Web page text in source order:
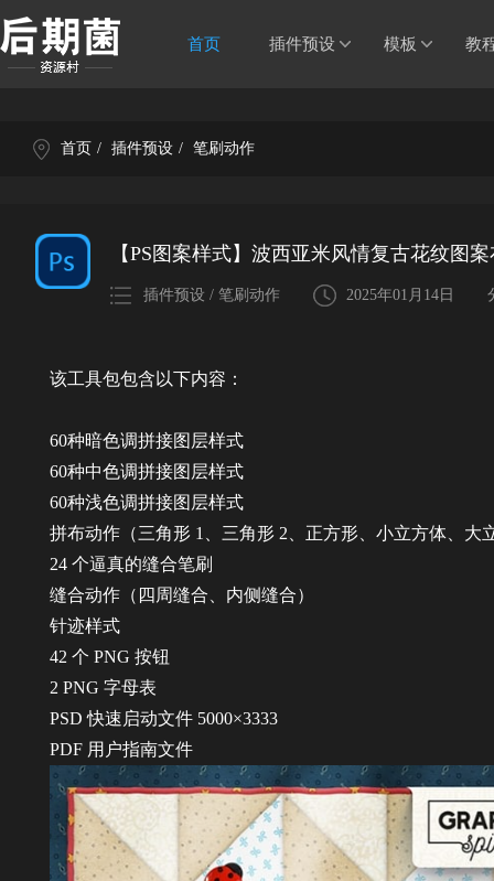
首页 插件预设 模板 教
首页 / 插件预设 / 笔刷动作
【PS图案样式】波西亚米风情复古花纹图
插件预设 / 笔刷动作 2025年01月14日
该工具包包含以下内容：
60种暗色调拼接图层样式
60种中色调拼接图层样式
60种浅色调拼接图层样式
拼布动作（三角形 1、三角形 2、正方形、小立方体、
24 个逼真的缝合笔刷
缝合动作（四周缝合、内侧缝合）
针迹样式
42 个 PNG 按钮
2 PNG 字母表
PSD 快速启动文件 5000×3333
PDF 用户指南文件